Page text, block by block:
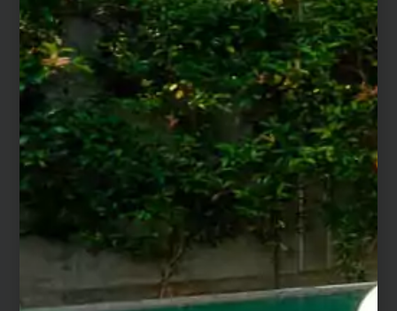
Les conseils de nos artisans
Pourquoi choisir une margelle en grès
cérame ?
Le grès cérame est une matière très dure, résistante
aux UV, aux acides et avec une porosité quasi nulle, ce
qui la rend facile d’entretien. La céramique se